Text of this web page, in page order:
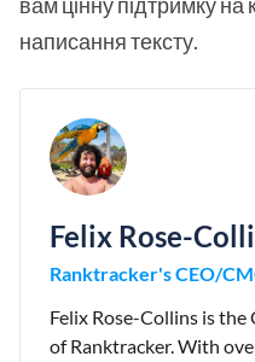
написання тексту.
Felix Rose-
Ranktracker's CEO/
Felix Rose-Collins is
of Ranktracker. With